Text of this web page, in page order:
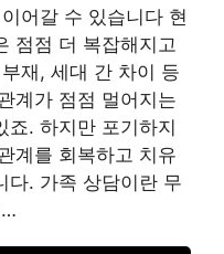
어갈 수 있습니다 현
점점 더 복잡해지고
재, 세대 간 차이 등
계가 점점 멀어지는
죠. 하지만 포기하지
계를 회복하고 치유
다. 가족 상담이란 무
…